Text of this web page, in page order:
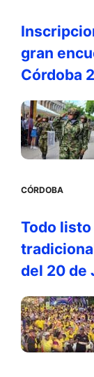
gran
Córdoba
CÓRDOBA
Todo
del 20 de